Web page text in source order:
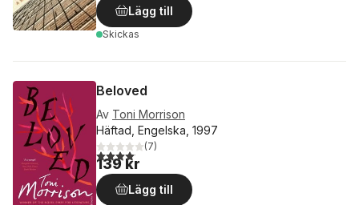
Lägg till
Skickas
Beloved
Av Toni Morrison
Häftad, Engelska, 1997
4,1utav 5 stjärnor. Totalt antal röster:
(7)
139 kr
Lägg till